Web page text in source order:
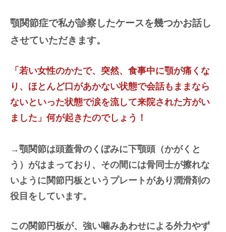
顎関節症で私が診察したケースを幾つかお話し
させていただきます。
「若い女性のかたで、突然、食事中に顎が痛くな
り、ほとんど口があかない状態で会話もままなら
ないといった状態で涙を流して来院された方がい
ました」何が起きたのでしょう！
→顎関節は頭蓋骨のくぼみに下顎頭（かがくと
う）がはまっており、その間には骨同士が擦れな
いように関節円板というプレートがあり潤滑剤の
役目をしています。
この関節円板が、強い噛みあわせによる外力やず